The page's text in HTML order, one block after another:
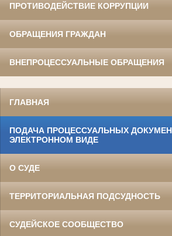
ПРОТИВОДЕЙСТВИЕ КОРРУПЦИИ
ОБРАЩЕНИЯ ГРАЖДАН
ВНЕПРОЦЕССУАЛЬНЫЕ ОБРАЩЕНИЯ
ГЛАВНАЯ
ПОДАЧА ПРОЦЕССУАЛЬНЫХ
ЭЛЕКТРОННОМ ВИДЕ
О СУДЕ
ТЕРРИТОРИАЛЬНАЯ ПОДСУДНОСТЬ
СУДЕЙСКОЕ СООБЩЕСТВО